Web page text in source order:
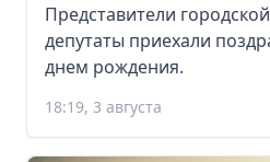
Представители
депутаты приехали
днем рождения.
18:19, 3 августа